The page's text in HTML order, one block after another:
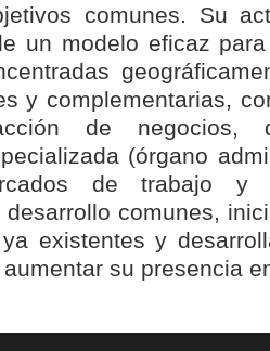
comunes. Su
un modelo eficaz
y complementarias,
de negocios,
(órgano
de trabajo y
comunes,
existentes y
su presencia